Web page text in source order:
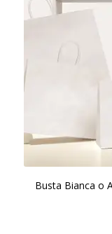
Busta Bianca o